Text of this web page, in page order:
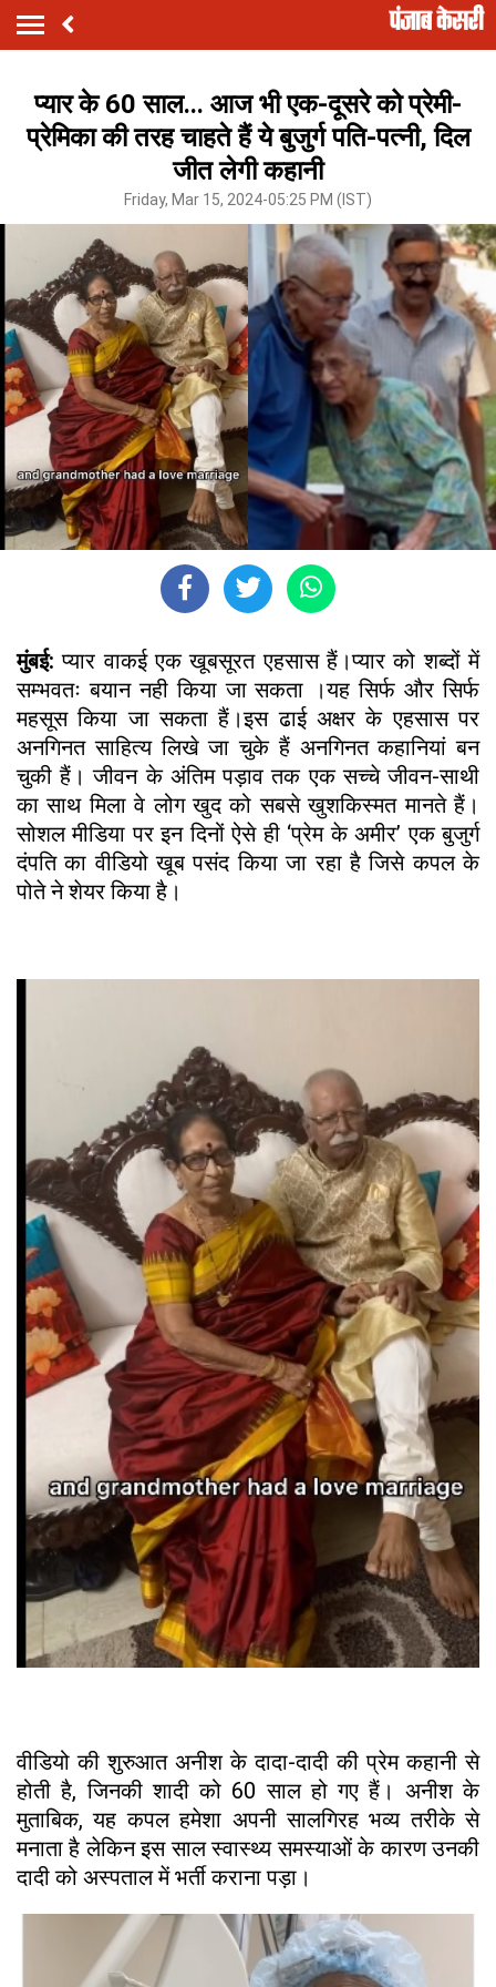
प्यार के 60 साल... आज भी एक-दूसरे को प्रेमी-
प्रेमिका की तरह चाहते हैं ये बुजुर्ग पति-पत्नी, दिल
जीत लेगी कहानी
Friday, Mar 15, 2024-05:25 PM (IST)
मुंबई: प्यार वाकई एक खूबसूरत एहसास हैं।प्यार को शब्दों में
सम्भवतः बयान नही किया जा सकता ।यह सिर्फ और सिर्फ
महसूस किया जा सकता हैं।इस ढाई अक्षर के एहसास पर
अनगिनत साहित्य लिखे जा चुके हैं अनगिनत कहानियां बन
चुकी हैं। जीवन के अंतिम पड़ाव तक एक सच्चे जीवन-साथी
का साथ मिला वे लोग खुद को सबसे खुशकिस्मत मानते हैं।
सोशल मीडिया पर इन दिनों ऐसे ही ‘प्रेम के अमीर’ एक बुजुर्ग
दंपति का वीडियो खूब पसंद किया जा रहा है जिसे कपल के
पोते ने शेयर किया है।
वीडियो की शुरुआत अनीश के दादा-दादी की प्रेम कहानी से
होती है, जिनकी शादी को 60 साल हो गए हैं। अनीश के
मुताबिक, यह कपल हमेशा अपनी सालगिरह भव्य तरीके से
मनाता है लेकिन इस साल स्वास्थ्य समस्याओं के कारण उनकी
दादी को अस्पताल में भर्ती कराना पड़ा।